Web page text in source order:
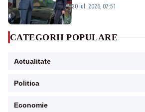
publice
30 iul. 2026, 07:51
CATEGORII POPULARE
Actualitate
Politica
Economie